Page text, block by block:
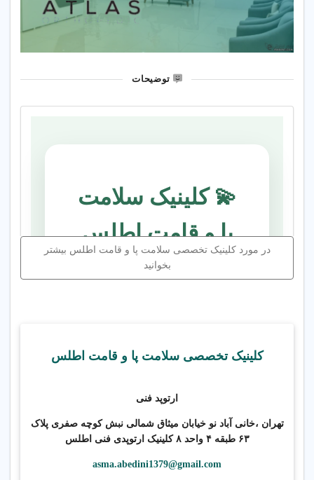
توضیحات
💫 کلینیک سلامت
پا و قامت اطلس
💫
🔴 اولین کلینیک تخصصی سلامت
جنوب تهران 🔴
دارای تیم فارغ‌التحصیل از دانشگاه علوم
در مورد کلینیک تخصصی سلامت پا و قامت اطلس بیشتر
بخوانید
کلینیک تخصصی سلامت پا و قامت اطلس
ارتوپد فنی
تهران ،خانی آباد نو خیابان میثاق شمالی نبش کوچه صفری پلاک
۶۳ طبقه ۴ واحد ۸ کلینیک ارتوپدی فنی اطلس
asma.abedini1379@gmail.com